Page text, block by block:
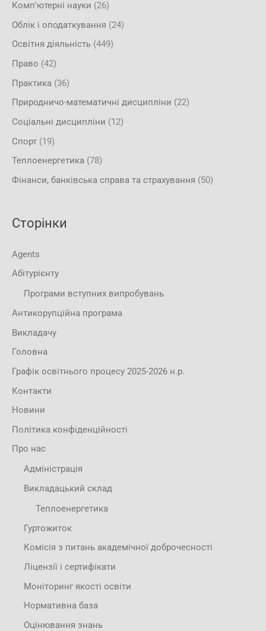
Комп'ютерні науки (26)
Облік і оподаткування (24)
Освітня діяльність (449)
Право (42)
Практика (36)
Природничо-математичні дисципліни (22)
Соціальні дисципліни (12)
Спорт (19)
Теплоенергетика (78)
Фінанси, банківська справа та страхування (50)
Сторінки
Agents
Абітурієнту
Програми вступних випробувань
Антикорупційна програма
Викладачу
Головна
Графік освітнього процесу 2025-2026 н.р.
Контакти
Новини
Політика конфіденційності
Про нас
Адміністрація
Викладацький склад
Теплоенергетика
Гуртожиток
Комісія з питань академічної доброчесності
Ліцензії і сертифікати
Моніторинг якості освіти
Нормативна база
Оцінювання знань